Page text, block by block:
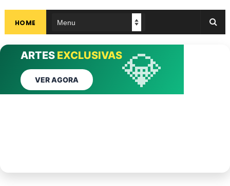
HOME
ANÚNCIOS
QUERO REMOVER AGORA
CLUBE DAS
ESTAMPAS
ASSINAR CLUBE
INTERRUPÇÕES
ASSINAR AGORA
ARTES EXCLUSIVAS
VER AGORA 💎